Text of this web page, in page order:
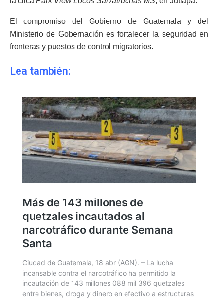
El compromiso del Gobierno de Guatemala y del
Ministerio de Gobernación es fortalecer la seguridad en
fronteras y puestos de control migratorios.
Lea también: